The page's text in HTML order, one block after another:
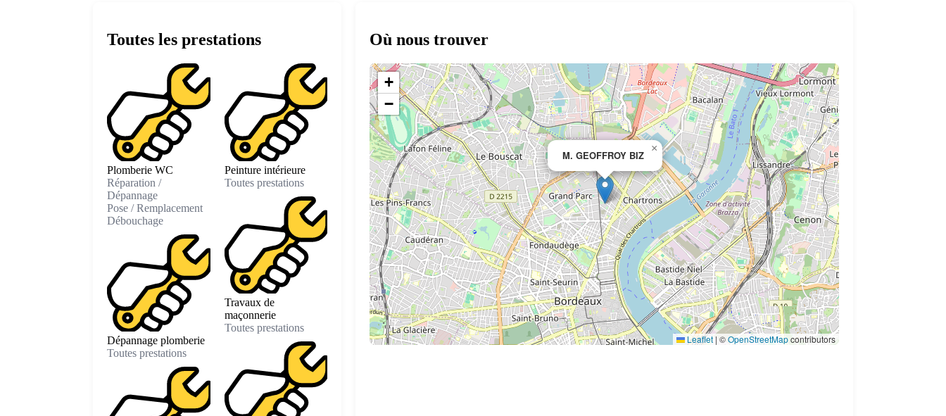
Toutes les prestations
Plomberie WC
Réparation /
Dépannage
Pose / Remplacement
Débouchage
Dépannage plomberie
Toutes prestations
Peinture intérieure
Toutes prestations
Travaux de
maçonnerie
Toutes prestations
Où nous trouver
M. GEOFFROY BIZ
×
+
−
Leaflet | ©OpenStreetMapcontributors